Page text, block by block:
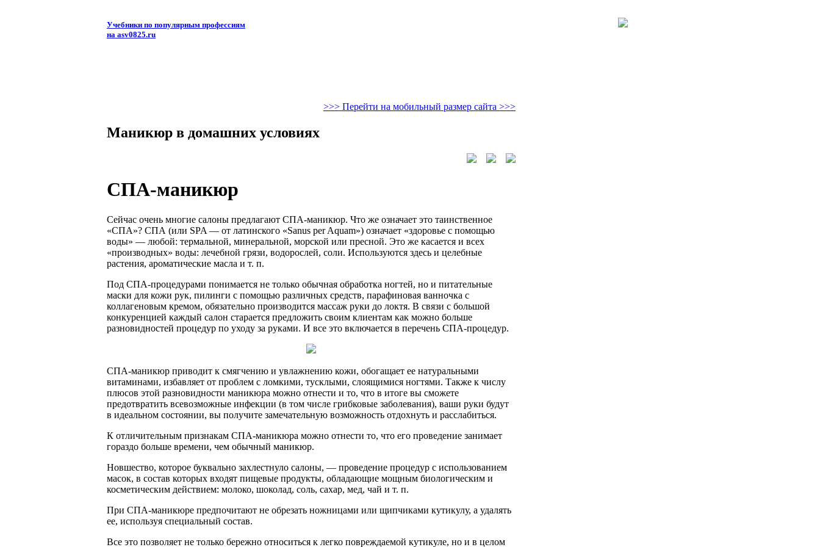
Учебники по популярным профессиям
на asv0825.ru
>>> Перейти на мобильный размер сайта >>>
Маникюр в домашних условиях
СПА-маникюр
Сейчас очень многие салоны предлагают СПА-маникюр. Что же означает это таинственное
«СПА»? СПА (или SPA — от латинского «Sanus per Aquam») означает «здоровье с помощью
воды» — любой: термальной, минеральной, морской или пресной. Это же касается и всех
«производных» воды: лечебной грязи, водорослей, соли. Используются здесь и целебные
растения, ароматические масла и т. п.
Под СПА-процедурами понимается не только обычная обработка ногтей, но и питательные
маски для кожи рук, пилинги с помощью различных средств, парафиновая ванночка с
коллагеновым кремом, обязательно производится массаж руки до локтя. В связи с большой
конкуренцией каждый салон старается предложить своим клиентам как можно больше
разновидностей процедур по уходу за руками. И все это включается в перечень СПА-процедур.
СПА-маникюр приводит к смягчению и увлажнению кожи, обогащает ее натуральными
витаминами, избавляет от проблем с ломкими, тусклыми, слоящимися ногтями. Также к числу
плюсов этой разновидности маникюра можно отнести и то, что в итоге вы сможете
предотвратить всевозможные инфекции (в том числе грибковые заболевания), ваши руки будут
в идеальном состоянии, вы получите замечательную возможность отдохнуть и расслабиться.
К отличительным признакам СПА-маникюра можно отнести то, что его проведение занимает
гораздо больше времени, чем обычный маникюр.
Новшество, которое буквально захлестнуло салоны, — проведение процедур с использованием
масок, в состав которых входят пищевые продукты, обладающие мощным биологическим и
косметическим действием: молоко, шоколад, соль, сахар, мед, чай и т. п.
При СПА-маникюре предпочитают не обрезать ножницами или щипчиками кутикулу, а удалять
ее, используя специальный состав.
Все это позволяет не только бережно относиться к легко повреждаемой кутикуле, но и в целом